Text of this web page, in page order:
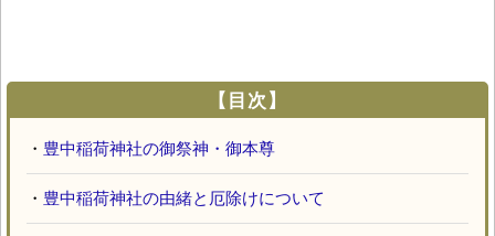
【目次】
・ 豊中稲荷神社の御祭神・御本尊
・ 豊中稲荷神社の由緒と厄除けについて